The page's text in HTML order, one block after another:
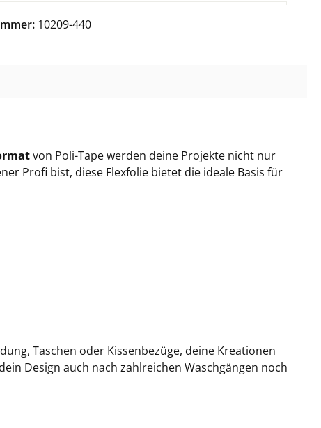
Neon-Pink
Fuchsia
Aqua-Green
10209-440
von Poli-Tape werden deine Projekte nicht nur
Profi bist, diese Flexfolie bietet die ideale Basis für
Taschen oder Kissenbezüge, deine Kreationen
Design auch nach zahlreichen Waschgängen noch